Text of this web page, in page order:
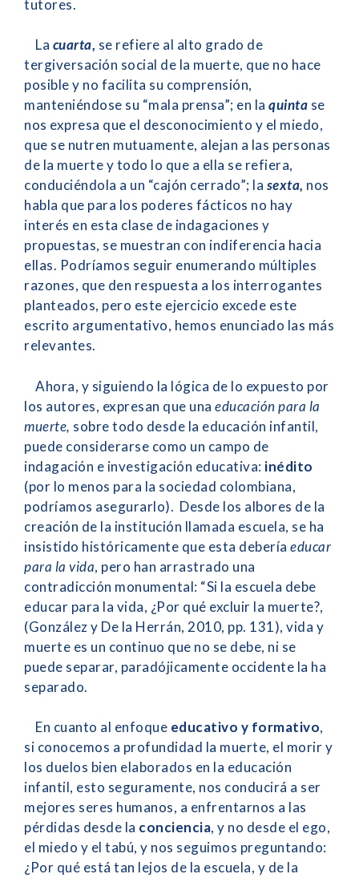
tutores.
La cuarta, se refiere al alto grado de
tergiversación social de la muerte, que no hace
posible y no facilita su comprensión,
manteniéndose su “mala prensa”; en la quinta se
nos expresa que el desconocimiento y el miedo,
que se nutren mutuamente, alejan a las personas
de la muerte y todo lo que a ella se refiera,
conduciéndola a un “cajón cerrado”; la sexta, nos
habla que para los poderes fácticos no hay
interés en esta clase de indagaciones y
propuestas, se muestran con indiferencia hacia
ellas. Podríamos seguir enumerando múltiples
razones, que den respuesta a los interrogantes
planteados, pero este ejercicio excede este
escrito argumentativo, hemos enunciado las más
relevantes.
Ahora, y siguiendo la lógica de lo expuesto por
los autores, expresan que una educación para la
muerte, sobre todo desde la educación infantil,
puede considerarse como un campo de
indagación e investigación educativa: inédito
(por lo menos para la sociedad colombiana,
podríamos asegurarlo). Desde los albores de la
creación de la institución llamada escuela, se ha
insistido históricamente que esta debería educar
para la vida, pero han arrastrado una
contradicción monumental: “Si la escuela debe
educar para la vida, ¿Por qué excluir la muerte?,
(González y De la Herrán, 2010, pp. 131), vida y
muerte es un continuo que no se debe, ni se
puede separar, paradójicamente occidente la ha
separado.
En cuanto al enfoque educativo y formativo,
si conocemos a profundidad la muerte, el morir y
los duelos bien elaborados en la educación
infantil, esto seguramente, nos conducirá a ser
mejores seres humanos, a enfrentarnos a las
pérdidas desde la conciencia, y no desde el ego,
el miedo y el tabú, y nos seguimos preguntando:
¿Por qué está tan lejos de la escuela, y de la